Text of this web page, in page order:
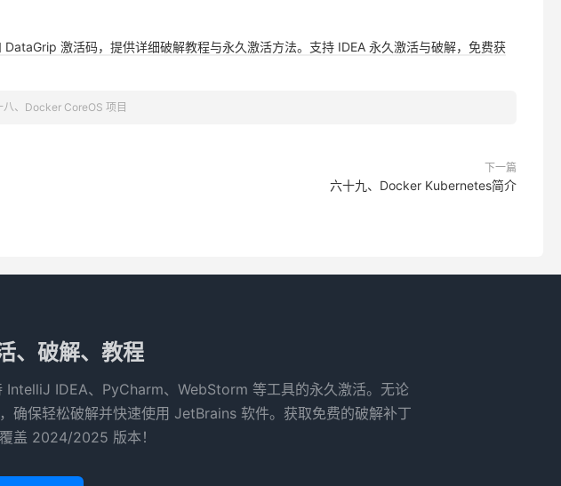
激活码，提供详细破解教程与永久激活方法。支持 IDEA 永久激活与破解，免费获
八、Docker CoreOS 项目
下一篇
六十九、Docker Kubernetes简介
、破解、教程
IDEA、PyCharm、WebStorm 等工具的永久激活。无论
确保轻松破解并快速使用 JetBrains 软件。获取免费的破解补丁
盖 2024/2025 版本！